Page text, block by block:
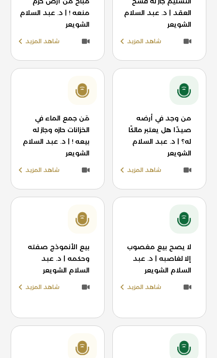
العقد | د. عبد السلام
الشويعر
شاهد المزيد
منعه ! | د. عبد السلام
الشويعر
شاهد المزيد
من وجد في أرضه
صيدًا هل يعتبر مالكًا
له؟ | د. عبد السلام
الشويعر
شاهد المزيد
مَن جمع الماء في
الخزانات حازه وجاز له
بيعه ! | د. عبد السلام
الشويعر
شاهد المزيد
لا يصح بيع مغصوب
إلا لغاصبه | د. عبد
السلام الشويعر
شاهد المزيد
بيع الأنموذج صفته
وحكمه | د. عبد
السلام الشويعر
شاهد المزيد